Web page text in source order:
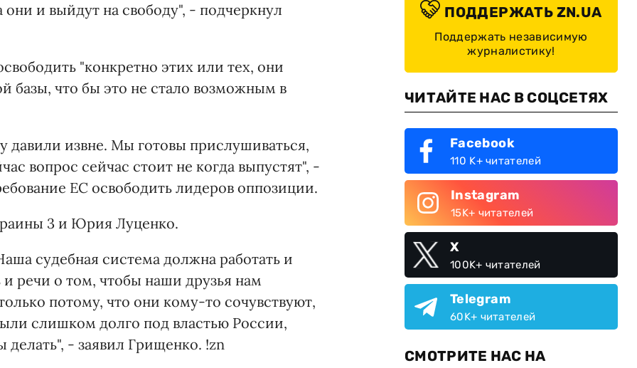
они и выйдут на свободу", - подчеркнул
"конкретно этих или тех, они
базы, что бы это не стало возможным в
давили извне. Мы готовы прислушиваться,
вопрос сейчас стоит не когда выпустят", -
ЕС освободить лидеров оппозиции.
3 и Юрия Луценко.
судебная система должна работать и
речи о том, чтобы наши друзья нам
потому, что они кому-то сочувствуют,
слишком долго под властью России,
- заявил Грищенко. !zn
ПОДДЕРЖАТЬ ZN.UA
Поддержать независимую
журналистику!
ЧИТАЙТЕ НАС В СОЦСЕТЯХ
Facebook
110 K+ читателей
Instagram
15K+ читателей
X
100K+ читателей
Telegram
60K+ читателей
СМОТРИТЕ НАС НА